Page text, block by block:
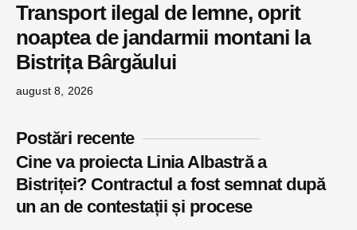
Transport ilegal de lemne, oprit
noaptea de jandarmii montani la
Bistrița Bârgăului
august 8, 2026
Postări recente
Cine va proiecta Linia Albastră a
Bistriței? Contractul a fost semnat după
un an de contestații și procese